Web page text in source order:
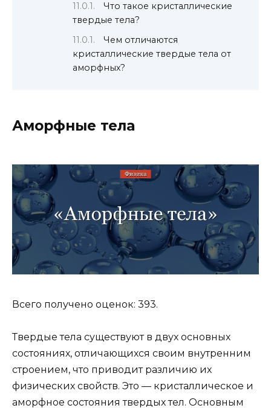
Что такое кристаллические
твердые тела?
Чем отличаются
кристаллические твердые тела от
аморфных?
Аморфные тела
Всего получено оценок: 393.
Твердые тела существуют в двух основных
состояниях, отличающихся своим внутренним
строением, что приводит различию их
физических свойств. Это — кристаллическое и
аморфное состояния твердых тел. Основным